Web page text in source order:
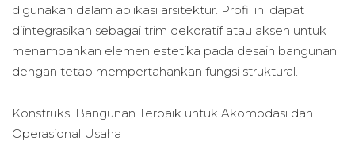
digunakan dalam aplikasi arsitektur. Profil ini dapat
diintegrasikan sebagai trim dekoratif atau aksen untuk
menambahkan elemen estetika pada desain bangunan
dengan tetap mempertahankan fungsi struktural.
Konstruksi Bangunan Terbaik untuk Akomodasi dan
Operasional Usaha